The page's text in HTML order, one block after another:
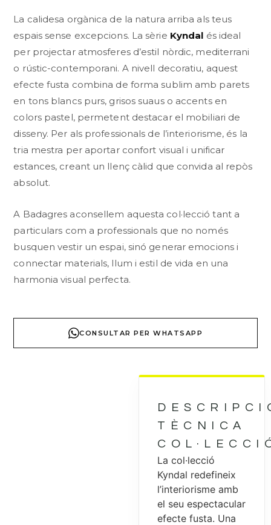
La calidesa orgànica de la natura arriba als teus
espais sense excepcions. La sèrie Kyndal és ideal
per projectar atmosferes d’estil nòrdic, mediterrani
o rústic-contemporani. A nivell decoratiu, aquest
efecte fusta combina de forma sublim amb parets
en tons blancs purs, grisos suaus o accents en
colors pastel, permetent destacar el mobiliari de
disseny. Per als professionals de l’interiorisme, és la
tria mestra per aportar confort visual i unificar
estances, creant un llenç càlid que convida al repòs
absolut.
A Badagres aconsellem aquesta col·lecció tant a
particulars com a professionals que no només
busquen vestir un espai, sinó generar emocions i
connectar materials, llum i estil de vida en una
harmonia visual perfecta.
CONSULTAR PER WHATSAPP
TÈCNICA
La col·lecció
Kyndal redefineix
l’interiorisme amb
el seu espectacular
efecte fusta. Una